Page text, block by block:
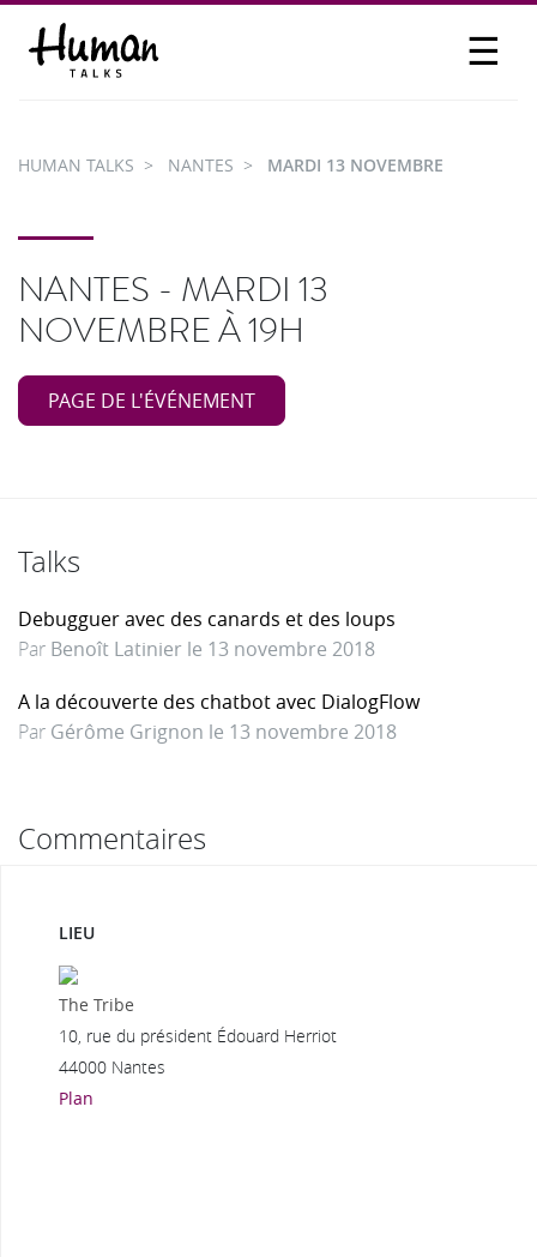
☰
PARTICIPER
HUMAN TALKS NANTES MARDI 13 NOVEMBRE
NANTES - MARDI 13
NOVEMBRE À 19H
PAGE DE L'ÉVÉNEMENT
Talks
Debugguer avec des canards et des loups
Par Benoît Latinier le 13 novembre 2018
A la découverte des chatbot avec DialogFlow
Par Gérôme Grignon le 13 novembre 2018
Commentaires
LIEU
The Tribe
10, rue du président Édouard Herriot
44000 Nantes
Plan